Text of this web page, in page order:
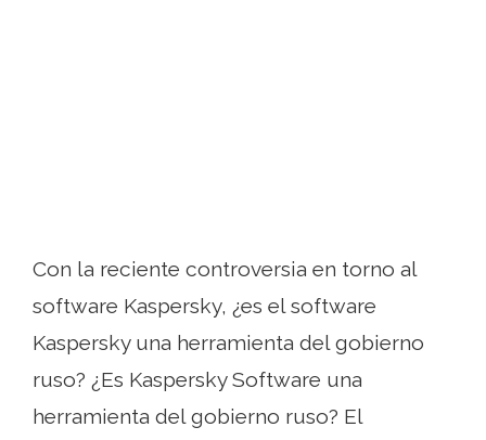
Con la reciente controversia en torno al
software Kaspersky, ¿es el software
Kaspersky una herramienta del gobierno
ruso? ¿Es Kaspersky Software una
herramienta del gobierno ruso? El